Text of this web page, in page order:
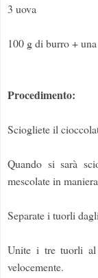
3 uova
100 g di burro +
Procedimento:
Sciogliete il
Quando si sarà
mescolate in
Separate i tuorli
Unite i tre tuorli al
velocemente.